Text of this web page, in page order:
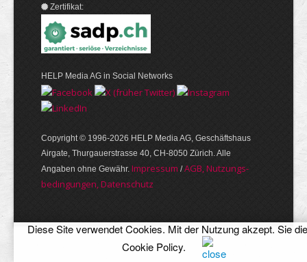
Zertifikat:
HELP Media AG in Social Networks
Copyright © 1996-2026 HELP Media AG, Geschäftshaus
Airgate, Thurgauer­strasse 40, CH-8050 Zürich. Alle
Angaben ohne Gewähr. Im­pres­sum /AGB, Nut­zungs­
bedin­gungen, Daten­schutz
Diese Site verwendet Cookies. Mit der Nutzung akzept. Sie die
Cookie Policy.